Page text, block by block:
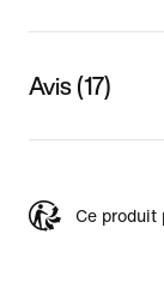
Avis (17)
Ce produit